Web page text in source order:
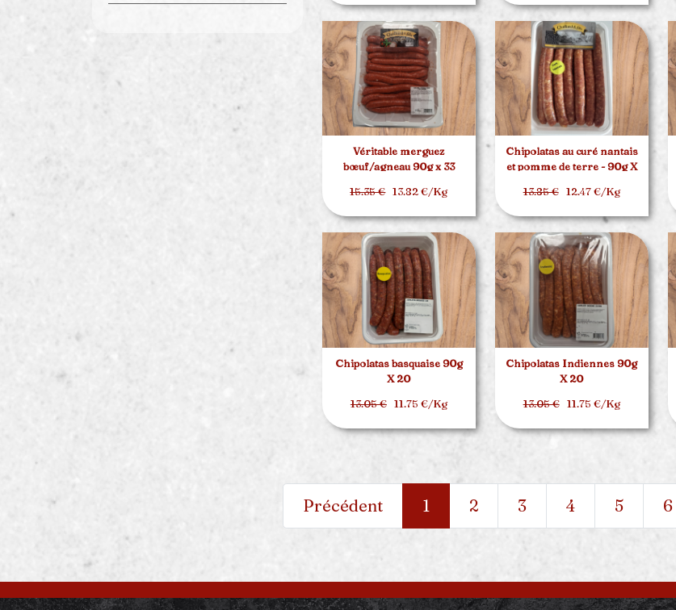
Véritable merguez
bœuf/agneau 90g x 33
15.35 €13.82 €/Kg
Chipolatas au curé nantais
et pomme de terre - 90g X
13.85 €12.47 €/Kg
Chipolatas basquaise 90g
X 20
13.05 €11.75 €/Kg
Chipolatas Indiennes 90g
X 20
13.05 €11.75 €/Kg
Précédent 1 2 3 4 5 6